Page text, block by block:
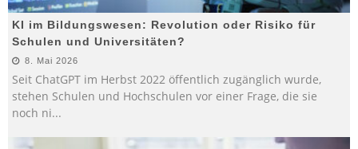
KI im Bildungswesen: Revolution oder Risiko für
Schulen und Universitäten?
8. Mai 2026
Seit ChatGPT im Herbst 2022 öffentlich zugänglich wurde,
stehen Schulen und Hochschulen vor einer Frage, die sie
noch ni...